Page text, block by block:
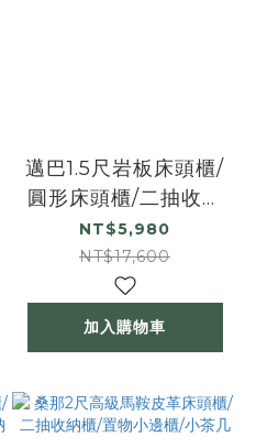
邁巴1.5尺岩板床頭櫃/
圓形床頭櫃/二抽收納
櫃/置物小邊櫃/小茶几
NT$5,980
NT$17,600
加入購物車